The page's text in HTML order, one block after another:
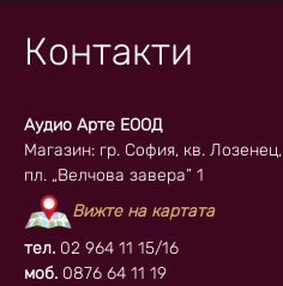
Контакти
Аудио Арте ЕООД
Магазин: гр. София, кв. Лозенец,
пл. „Велчова завера” 1
Вижте на картата
тел. 02 964 11 15/16
моб. 0876 64 11 19